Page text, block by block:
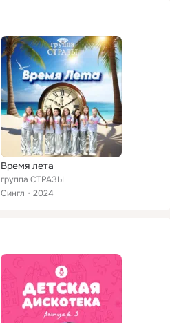
Время лета
группа СТРАЗЫ
Сингл
2024